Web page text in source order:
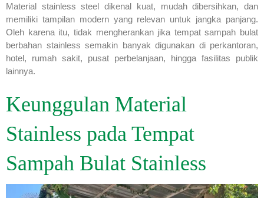
Material stainless steel dikenal kuat, mudah dibersihkan, dan
memiliki tampilan modern yang relevan untuk jangka panjang.
Oleh karena itu, tidak mengherankan jika tempat sampah bulat
berbahan stainless semakin banyak digunakan di perkantoran,
hotel, rumah sakit, pusat perbelanjaan, hingga fasilitas publik
lainnya.
Keunggulan Material
Stainless pada Tempat
Sampah Bulat Stainless